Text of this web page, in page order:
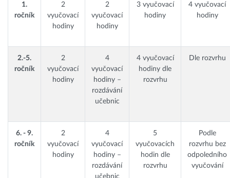
1.
ročník
2
vyučovací
hodiny
2
vyučovací
hodiny
3 vyučovací
hodiny
4 vyučovací
hodiny
2.-5.
ročník
2
vyučovací
hodiny
4
vyučovací
hodiny –
rozdávání
učebnic
4 vyučovací
hodiny dle
rozvrhu
Dle rozvrhu
6. - 9.
ročník
2
vyučovací
hodiny
4
vyučovací
hodiny –
rozdávání
učebnic
5
vyučovacích
hodin dle
rozvrhu
Podle
rozvrhu bez
odpoledního
vyučování